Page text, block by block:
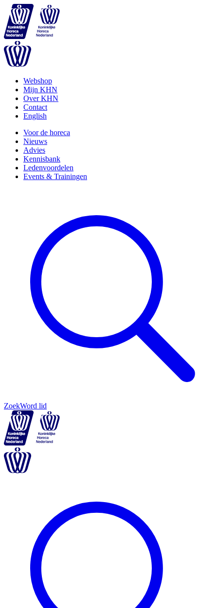
Webshop
Mijn KHN
Over KHN
Contact
English
Voor de horeca
Nieuws
Advies
Kennisbank
Ledenvoordelen
Events & Trainingen
ZoekWord lid